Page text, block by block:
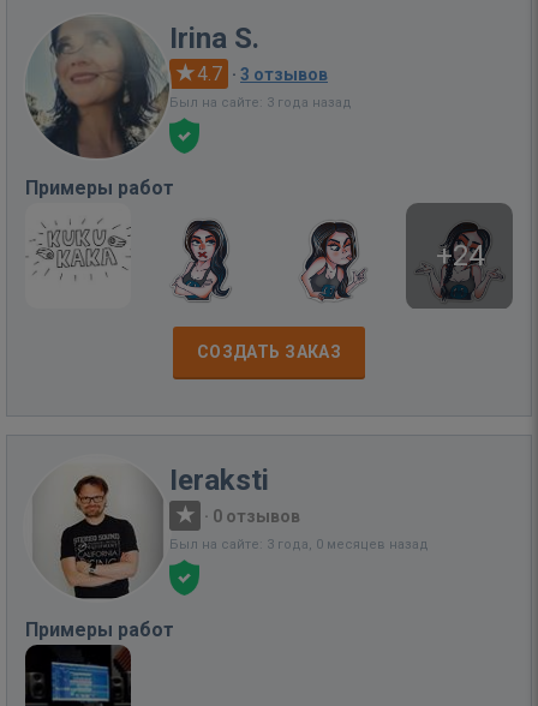
Irina S.
4.7 · 3 отзывов
Был на сайте: 3 года назад
Примеры работ
+24
СОЗДАТЬ ЗАКАЗ
Ieraksti
· 0 отзывов
Был на сайте: 3 года, 0 месяцев назад
Примеры работ